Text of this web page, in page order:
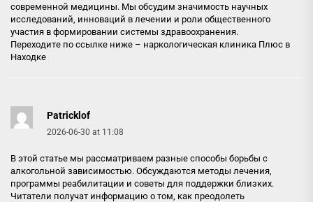
современной медицины. Мы обсудим значимость научных
исследований, инноваций в лечении и роли общественного
участия в формировании системы здравоохранения.
Переходите по ссылке ниже – наркологическая клиника Плюс в
Находке
Patricklof
2026-06-30 at 11:08
В этой статье мы рассматриваем разные способы борьбы с
алкогольной зависимостью. Обсуждаются методы лечения,
программы реабилитации и советы для поддержки близких.
Читатели получат информацию о том, как преодолеть